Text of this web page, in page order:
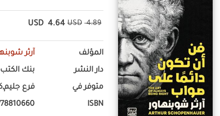
4.89
USD
4.64
USD
المؤلف آرثر
دار النشر بنك الكتب
متوفر في فرع
ISBN